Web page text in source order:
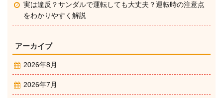
実は違反？サンダルで運転しても大丈夫？運転時の注意点
をわかりやすく解説
アーカイブ
2026年8月
2026年7月